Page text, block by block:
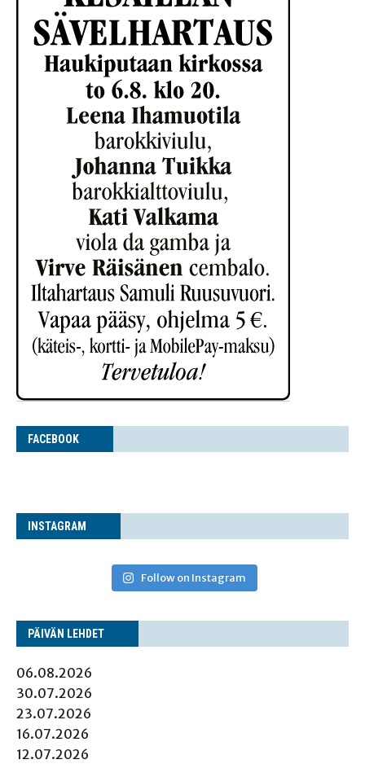
FACE­BOOK
INS­TA­GRAM
Follow on Instagram
PÄI­VÄN LEHDET
06.08.2026
30.07.2026
23.07.2026
16.07.2026
12.07.2026